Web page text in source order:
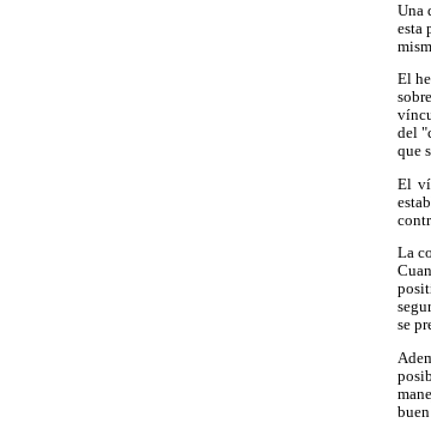
Una
esta
El
del
que
El
La
se